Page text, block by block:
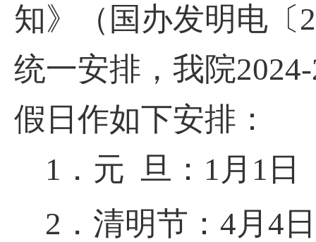
知》（ 国办发明电〔
统一安排，我院
假日作如下安排：
1．元 旦：1月1日
2．清明节：4月4